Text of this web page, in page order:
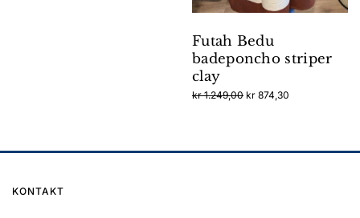
Futah Bedu
badeponcho striper
clay
kr1.249,00 Opprinnelig
kr 874,30
KONTAKT